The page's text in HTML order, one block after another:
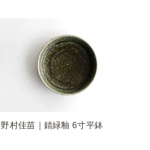
野村佳苗｜錆緑釉 6寸平鉢